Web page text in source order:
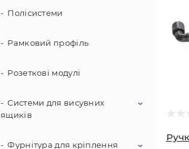
Поворотна фурнітура
Фурнітура для апаратури
Фурнітура для ліжок
Полісистеми
Рамковий профіль
Розеткові модулі
Системи для висувних
ящиків
Matrix S Slim
Фурнітура для кріплення